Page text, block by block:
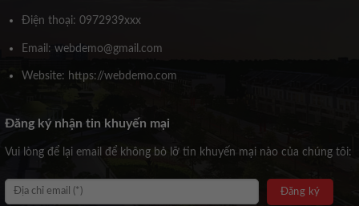
Điện thoại: 0972939xxx
Email: webdemo@gmail.com
Website: https://webdemo.com
Đăng ký nhận tin khuyến mại
Vui lòng để lại email để không bỏ lỡ tin khuyến mại nào của chúng tôi: